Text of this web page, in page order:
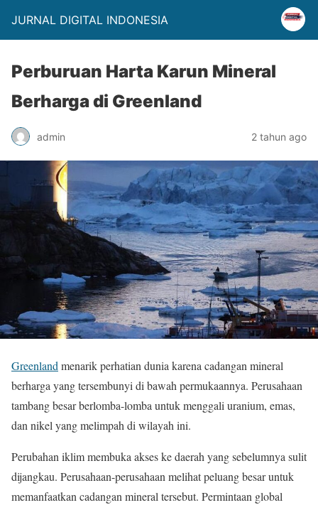
JURNAL DIGITAL INDONESIA
Perburuan Harta Karun Mineral
Berharga di Greenland
admin 2 tahun ago
Greenlandmenarik perhatian dunia karena cadangan mineral
berharga yang tersembunyi di bawah permukaannya. Perusahaan
tambang besar berlomba-lomba untuk menggali uranium, emas,
dan nikel yang melimpah di wilayah ini.
Perubahan iklim membuka akses ke daerah yang sebelumnya sulit
dijangkau. Perusahaan-perusahaan melihat peluang besar untuk
memanfaatkan cadangan mineral tersebut. Permintaan global